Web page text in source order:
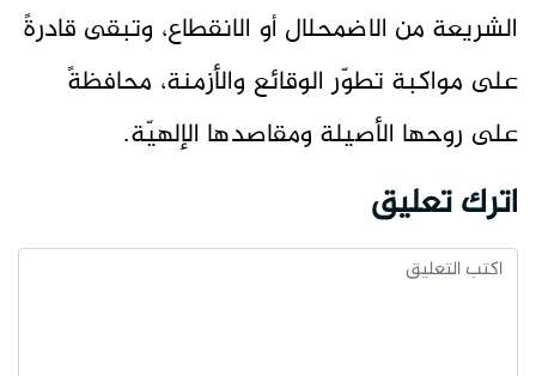
الشريعة من الاضمحلال أو الانقطاع، وتبقى قادرةً
على مواكبة تطوّر الوقائع والأزمنة، محافظةً
على روحها الأصيلة ومقاصدها الإلهيّة.
اترك تعليق